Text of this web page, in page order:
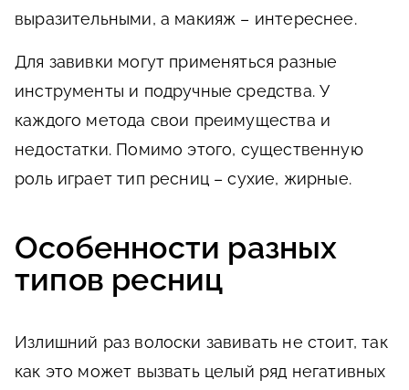
выразительными, а макияж – интереснее.
Для завивки могут применяться разные
инструменты и подручные средства. У
каждого метода свои преимущества и
недостатки. Помимо этого, существенную
роль играет тип ресниц – сухие, жирные.
Особенности разных
типов ресниц
Излишний раз волоски завивать не стоит, так
как это может вызвать целый ряд негативных